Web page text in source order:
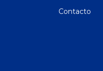
Contacto